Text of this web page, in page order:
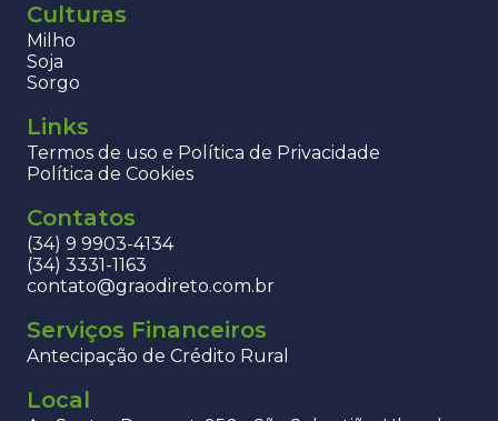
Culturas
Milho
Soja
Sorgo
Links
Termos de uso e Política de Privacidade
Política de Cookies
Contatos
(34) 9 9903-4134
(34) 3331-1163
contato@graodireto.com.br
Serviços Financeiros
Antecipação de Crédito Rural
Local